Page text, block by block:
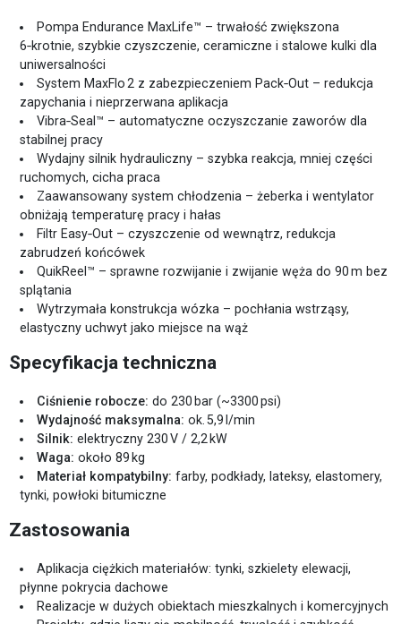
Pompa Endurance MaxLife™ – trwałość zwiększona
6‑krotnie, szybkie czyszczenie, ceramiczne i stalowe kulki dla
uniwersalności
System MaxFlo 2 z zabezpieczeniem Pack‑Out – redukcja
zapychania i nieprzerwana aplikacja
Vibra‑Seal™ – automatyczne oczyszczanie zaworów dla
stabilnej pracy
Wydajny silnik hydrauliczny – szybka reakcja, mniej części
ruchomych, cicha praca
Zaawansowany system chłodzenia – żeberka i wentylator
obniżają temperaturę pracy i hałas
Filtr Easy‑Out – czyszczenie od wewnątrz, redukcja
zabrudzeń końcówek
QuikReel™ – sprawne rozwijanie i zwijanie węża do 90 m bez
splątania
Wytrzymała konstrukcja wózka – pochłania wstrząsy,
elastyczny uchwyt jako miejsce na wąż
Specyfikacja techniczna
Ciśnienie robocze: do 230 bar (~3300 psi)
Wydajność maksymalna: ok. 5,9 l/min
Silnik: elektryczny 230 V / 2,2 kW
Waga: około 89 kg
Materiał kompatybilny: farby, podkłady, lateksy, elastomery,
tynki, powłoki bitumiczne
Zastosowania
Aplikacja ciężkich materiałów: tynki, szkielety elewacji,
płynne pokrycia dachowe
Realizacje w dużych obiektach mieszkalnych i komercyjnych